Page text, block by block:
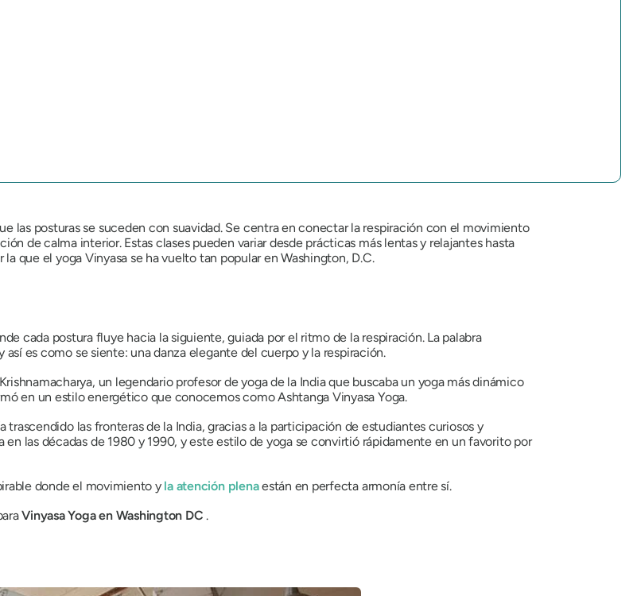
las posturas se suceden con suavidad. Se centra en conectar la respiración con el movimiento
de calma interior. Estas clases pueden variar desde prácticas más lentas y relajantes hasta
que el yoga Vinyasa se ha vuelto tan popular en Washington, D.C.
cada postura fluye hacia la siguiente, guiada por el ritmo de la respiración. La palabra
así es como se siente: una danza elegante del cuerpo y la respiración.
un legendario profesor de yoga de la India que buscaba un yoga más dinámico
en un estilo energético que conocemos comoAshtanga Vinyasa Yoga.
las fronteras de la India, gracias a la participación de estudiantes curiosos y
en las décadas de 1980 y 1990, y este estilo de yoga se convirtió rápidamente en un favorito por
donde el movimiento y la atención plenaestán en perfecta armonía entre sí.
Vinyasa Yoga en Washington DC .